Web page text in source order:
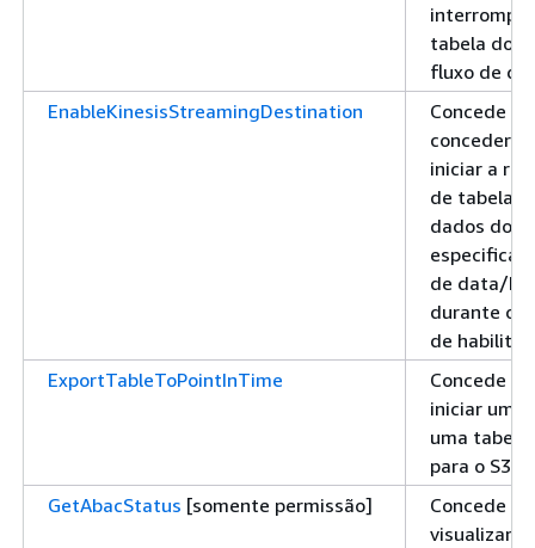
tabela do
fluxo de
EnableKinesisStreamingDestination
Concede
conceder
iniciar a
de tabela
dados do
de data/
durante o
de
ExportTableToPointInTime
Concede
iniciar uma
uma tabela
para o S3
GetAbacStatus [somente permissão]
Concede
visualizar